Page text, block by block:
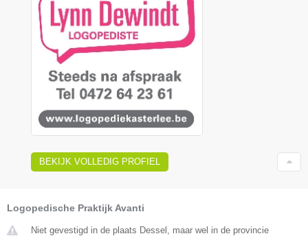
BEKIJK VOLLEDIG PROFIEL
Logopedische Praktijk Avanti
Niet gevestigd in de plaats Dessel, maar wel in de provincie